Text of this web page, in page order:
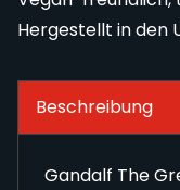
Hergestellt in den
Beschreibung
Gandalf The